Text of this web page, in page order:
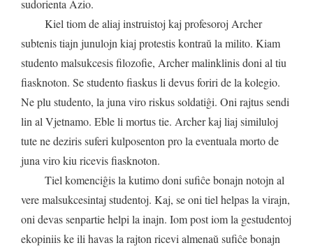
sudorientaAzio.
Kieltiomdealiaj instruistoj kaj profesoroj Archer
subtenistiajnjunulojnkiaj protestiskontraŭlamilito. Kiam
studentomalsukcesisfilozofie, Archermalinklinisdonialtiu
fiasknoton. Sestudentofiaskuslidevusforiridelakolegio.
Neplustudento, lajunaviroriskussoldatiĝi. Onirajtussendi
linalVjetnamo. Eblelimortustie. Archerkaj liaj similuloj
tutenedezirissuferikulposentonprolaeventualamortode
junavirokiuricevisfiasknoton.
Tielkomenciĝislakutimodonisufiĉebonajnnotojnal
veremalsukcesintaj studentoj. Kaj, seonitielhelpaslavirajn,
onidevassenpartiehelpilainajn. Iompostiomla gestudentoj
ekopiniiskeilihavaslarajtonricevialmenaŭsufiĉebonajn